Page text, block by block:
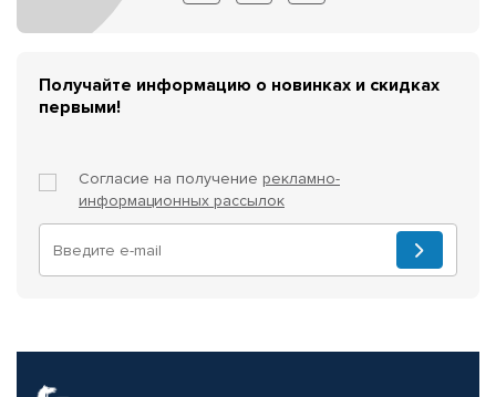
Получайте информацию о новинках и скидках
первыми!
Согласие на получение рекламно-
информационных рассылок